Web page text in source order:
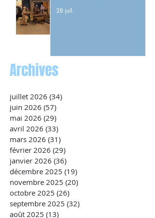
28 juil.
Archives
juillet 2026 (34)
juin 2026 (57)
mai 2026 (29)
avril 2026 (33)
mars 2026 (31)
février 2026 (29)
janvier 2026 (36)
décembre 2025 (19)
novembre 2025 (20)
octobre 2025 (26)
septembre 2025 (32)
août 2025 (13)